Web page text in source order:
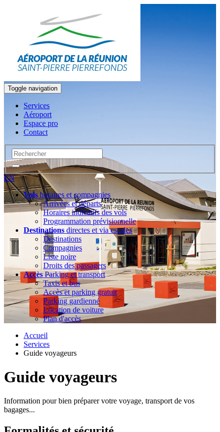
Toggle navigation
Services
Aéroport
Espace pro
Contact
EN
Volshoraires et compagnies
Arrivées et départs
Horaires indicatifs des vols
Programmation prévisionnelle
Destinations directes et via escales
Destinations
Compagnies
Liste noire
Droits des passagers
AccèsParking et transport
Taxis et bus
Accès et parking gratuit
Parking gardienné
Location de voiture
Plan d'accès
Accueil
Services
Guide voyageurs
Guide voyageurs
Information pour bien préparer votre voyage, transport de vos
bagages...